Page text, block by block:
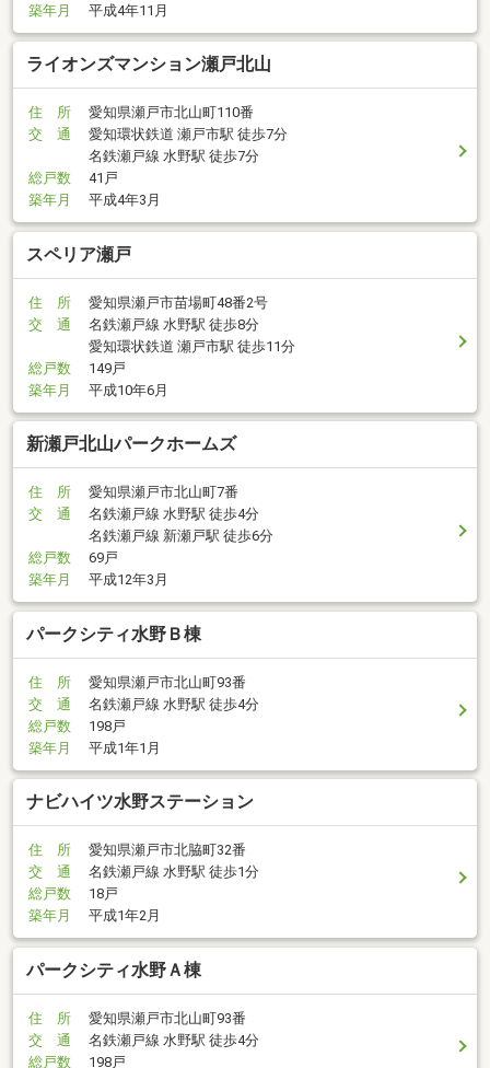
築年月
平成4年11月
ライオンズマンション瀬戸北山
住 所
愛知県瀬戸市北山町110番
交 通
愛知環状鉄道 瀬戸市駅 徒歩7分
名鉄瀬戸線 水野駅 徒歩7分
総戸数
41戸
築年月
平成4年3月
スペリア瀬戸
住 所
愛知県瀬戸市苗場町48番2号
交 通
名鉄瀬戸線 水野駅 徒歩8分
愛知環状鉄道 瀬戸市駅 徒歩11分
総戸数
149戸
築年月
平成10年6月
新瀬戸北山パークホームズ
住 所
愛知県瀬戸市北山町7番
交 通
名鉄瀬戸線 水野駅 徒歩4分
名鉄瀬戸線 新瀬戸駅 徒歩6分
総戸数
69戸
築年月
平成12年3月
パークシティ水野Ｂ棟
住 所
愛知県瀬戸市北山町93番
交 通
名鉄瀬戸線 水野駅 徒歩4分
総戸数
198戸
築年月
平成1年1月
ナビハイツ水野ステーション
住 所
愛知県瀬戸市北脇町32番
交 通
名鉄瀬戸線 水野駅 徒歩1分
総戸数
18戸
築年月
平成1年2月
パークシティ水野Ａ棟
住 所
愛知県瀬戸市北山町93番
交 通
名鉄瀬戸線 水野駅 徒歩4分
総戸数
198戸